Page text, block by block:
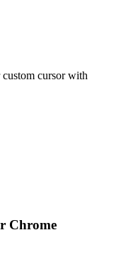
custom cursor with
Chrome